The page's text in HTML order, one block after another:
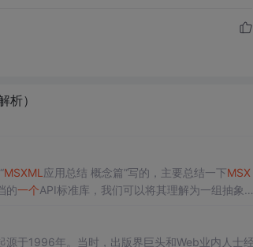
析）
“MSXML 应用总结 概念篇”写的，主要总结一下MSX
的一个API标准库，我们可以将其理解为一组抽象了